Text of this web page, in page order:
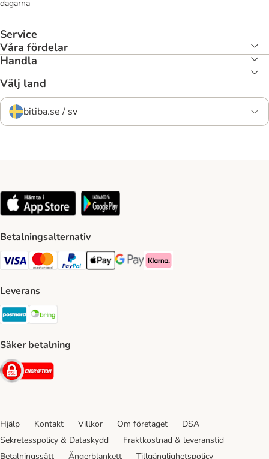
dagarna
Service
Våra fördelar
Handla
Välj land
bitiba.se / sv
Betalningsalternativ
VISA Payment Method
Mastercard Payment Method
Paypal Payment Method
Apple Pay Payment Method
Google Pay Payment Method
Klarna Payment Method
Leverans
Postnord Shipping Method
Säker betalning
Security
Hjälp Kontakt Villkor Om företaget
DSA
Sekretesspolicy & Dataskydd
Fraktkostnad & leveranstid
Betalningssätt
Ångerblankett Tillgänglighetspolicy